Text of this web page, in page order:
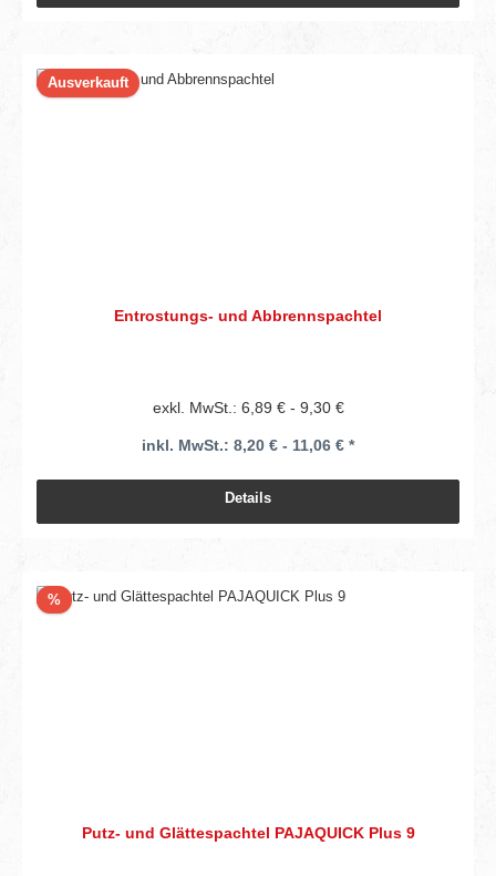
Ausverkauft
Entrostungs- und Abbrennspachtel
exkl. MwSt.: 6,89 € - 9,30 €
inkl. MwSt.: 8,20 € - 11,06 € *
Details
%Rabatt
Putz- und Glättespachtel PAJAQUICK Plus 9